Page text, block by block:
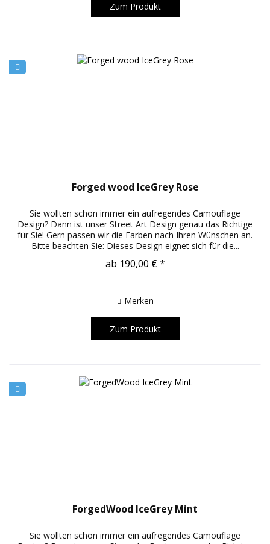
Zum Produkt
Forged wood IceGrey Rose
Sie wollten schon immer ein aufregendes Camouflage
Design? Dann ist unser Street Art Design genau das Richtige
für Sie! Gern passen wir die Farben nach Ihren Wünschen an.
Bitte beachten Sie: Dieses Design eignet sich für die...
ab 190,00 € *
Merken
Zum Produkt
ForgedWood IceGrey Mint
Sie wollten schon immer ein aufregendes Camouflage